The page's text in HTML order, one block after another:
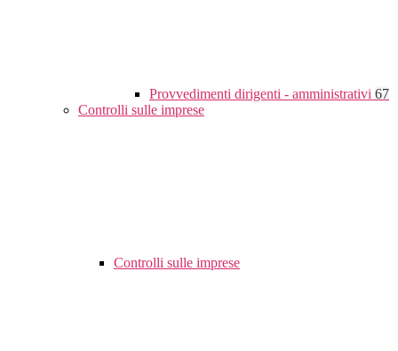
Provvedimenti dirigenti - amministrativi 67
Controlli sulle imprese
Controlli sulle imprese